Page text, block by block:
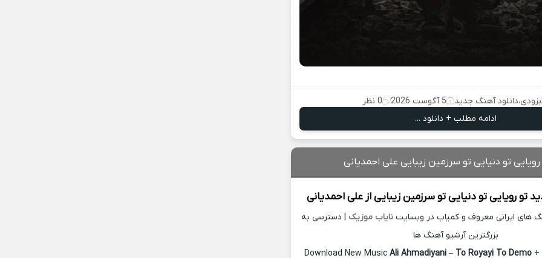
بزودی،دانلود آهنگ جدید 5 آگوست 2026
0 نظر
ادامه مطلب + دانلود ...
تو دنیایی تو سرزمین زیبایی علی احمدیانی
تو رویایی تو دنیایی تو سرزمین زیبایی ازعلی احمدیانی
های ایرانی معروف و کمیاب در وبسایتنایاب موزیک | دسترسی به
بزرگترین آرشیو آهنگ ها
Download New MusicAli Ahmadiyani – To Royayi To Demo +